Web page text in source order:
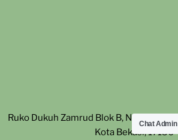
Ruko Dukuh Zamrud Blok B, No. 27.
Kota Bekasi, 17156
Chat